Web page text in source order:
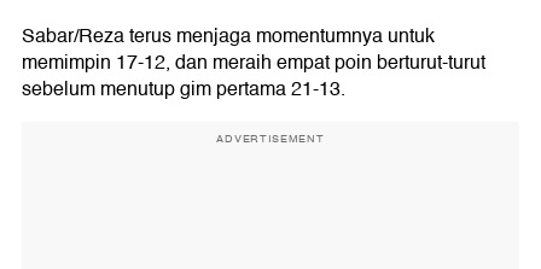
Sabar/Reza terus menjaga momentumnya untuk
memimpin 17-12, dan meraih empat poin berturut-turut
sebelum menutup gim pertama 21-13.
ADVERTISEMENT